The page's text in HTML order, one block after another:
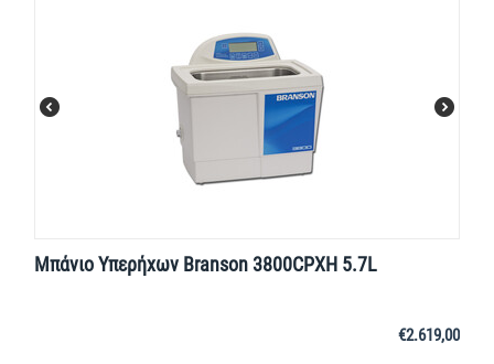
Μπάνιο Υπερήχων Branson 3800CPXH 5.7L
€2.619,00